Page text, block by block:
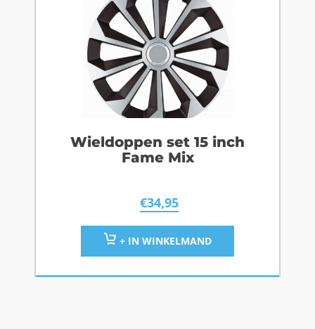
Wieldoppen set 15 inch
Fame Mix
€34,95
+ IN WINKELMAND